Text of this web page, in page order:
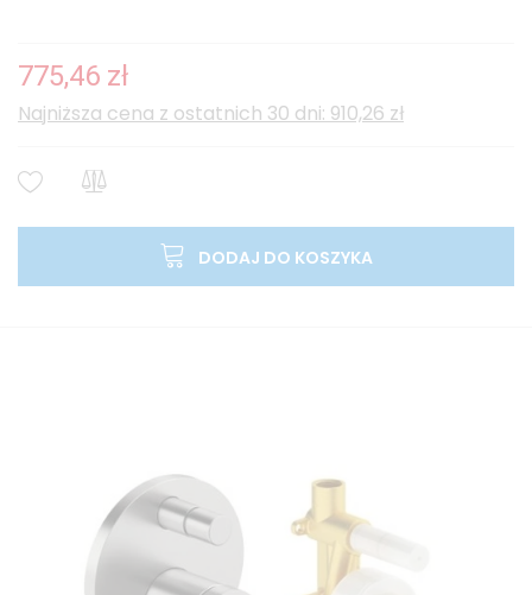
775,46 zł
Najniższa cena z ostatnich 30 dni: 910,26 zł
DODAJ DO KOSZYKA